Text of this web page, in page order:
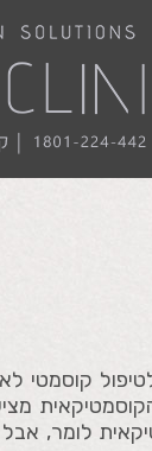
קוסמטי
לומר, אבל